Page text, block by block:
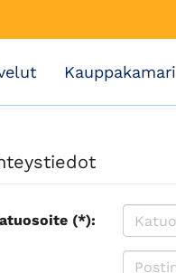
Kauppakamari
(*):